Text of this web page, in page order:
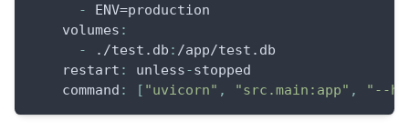
-
ENV=production
volumes :
-
./test.db : /app/test.db
restart : unless-stopped
command : [ "uvicorn" , "src.main:app" , "--